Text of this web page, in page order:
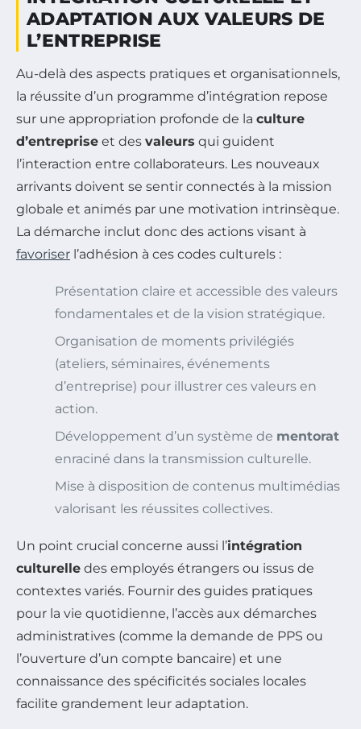
ADAPTATION AUX VALEURS DE
L’ENTREPRISE
Au-delà des aspects pratiques et organisationnels,
la réussite d’un programme d’intégration repose
sur une appropriation profonde de la culture
d’entreprise et des valeurs qui guident
l’interaction entre collaborateurs. Les nouveaux
arrivants doivent se sentir connectés à la mission
globale et animés par une motivation intrinsèque.
La démarche inclut donc des actions visant à
favoriser l’adhésion à ces codes culturels :
Présentation claire et accessible des valeurs
fondamentales et de la vision stratégique.
Organisation de moments privilégiés
(ateliers, séminaires, événements
d’entreprise) pour illustrer ces valeurs en
action.
Développement d’un système de mentorat
enraciné dans la transmission culturelle.
Mise à disposition de contenus multimédias
valorisant les réussites collectives.
Un point crucial concerne aussi l’intégration
culturelle des employés étrangers ou issus de
contextes variés. Fournir des guides pratiques
pour la vie quotidienne, l’accès aux démarches
administratives (comme la demande de PPS ou
l’ouverture d’un compte bancaire) et une
connaissance des spécificités sociales locales
facilite grandement leur adaptation.